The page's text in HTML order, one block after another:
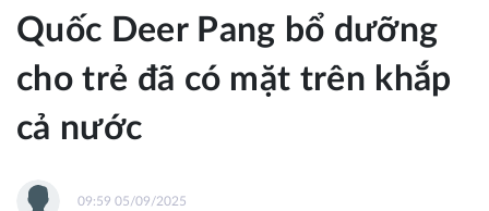
Quốc Deer Pang bổ dưỡng
cho trẻ đã có mặt trên khắp
cả nước
09:59 05/09/2025